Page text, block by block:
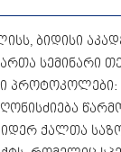
ბიდისი
სემინარი
პროტოკოლები:
ღონისძიება
ქალთა